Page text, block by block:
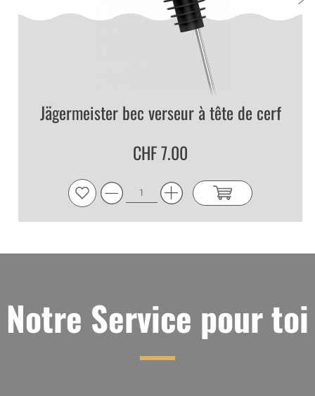
Jägermeister bec verseur à tête de cerf
CHF 7.00
Notre Service pour toi